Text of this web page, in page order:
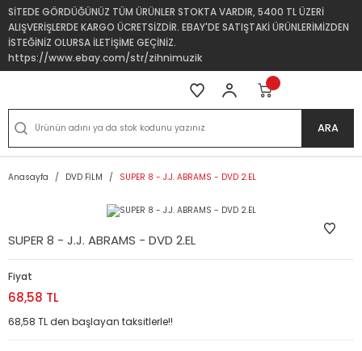
SİTEDE GÖRDÜĞÜNÜZ TÜM ÜRÜNLER STOKTA VARDIR, 5400 TL ÜZERİ
ALIŞVERİŞLERDE KARGO ÜCRETSİZDİR. EBAY'DE SATIŞTAKİ ÜRÜNLERİMİZDEN
İSTEĞİNİZ OLURSA İLETİŞİME GEÇİNİZ.
https://www.ebay.com/str/zihnimuzik
ARA
Anasayfa DVD FİLM SUPER 8 - J.J. ABRAMS - DVD 2.EL
SUPER 8 - J.J. ABRAMS - DVD 2.EL
Fiyat
68,58 TL
68,58 TL den başlayan taksitlerle!!